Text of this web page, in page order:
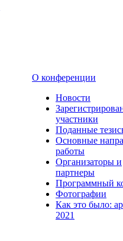
О конференции
Новости
участники
Поданные
Основные
работы
Организаторы и
партнеры
Программный
Фотографии
Как это было:
2021